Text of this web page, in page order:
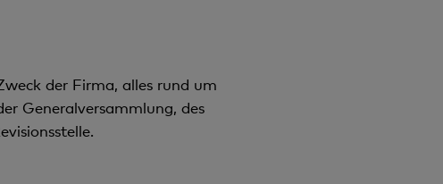
der Firma, alles rund um
Generalversammlung, des